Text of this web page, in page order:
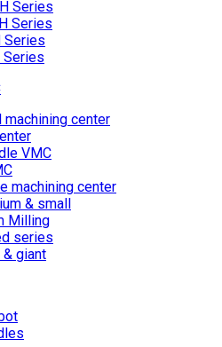
Series
Series
Series
Series
machining center
VMC
machining center
& small
Milling
series
giant